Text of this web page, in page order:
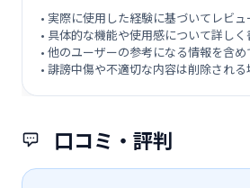
口コミ・評判
• 実際に使用した経験に基づいてレビ
• 具体的な機能や使用感について詳し
• 他のユーザーの参考になる情報を含
• 誹謗中傷や不適切な内容は削除され